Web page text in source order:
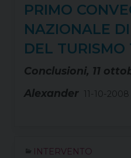
PRIMO
NAZIONALE
DEL
Conclusioni, 11
Alexander 11-10-2008
INTERVENTO